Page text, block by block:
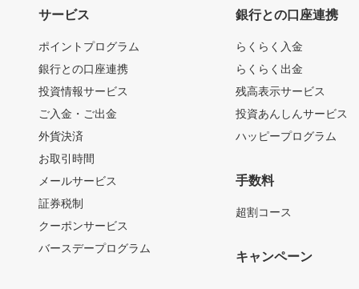
サービス
ポイントプログラム
銀行との口座連携
投資情報サービス
ご入金・ご出金
外貨決済
お取引時間
メールサービス
証券税制
クーポンサービス
バースデープログラム
銀行との口座連携
らくらく入金
らくらく出金
残高表示サービス
投資あんしんサービス
ハッピープログラム
手数料
超割コース
キャンペーン